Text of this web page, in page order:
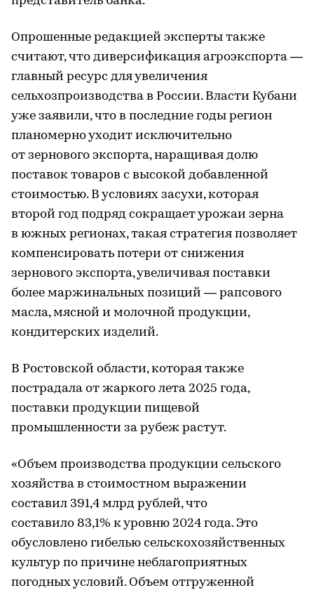
Опрошенные редакцией эксперты также
считают, что диверсификация агроэкспорта —
главный ресурс для увеличения
сельхозпроизводства в России. Власти Кубани
уже заявили, что в последние годы регион
планомерно уходит исключительно
от зернового экспорта, наращивая долю
поставок товаров с высокой добавленной
стоимостью. В условиях засухи, которая
второй год подряд сокращает урожаи зерна
в южных регионах, такая стратегия позволяет
компенсировать потери от снижения
зернового экспорта, увеличивая поставки
более маржинальных позиций — рапсового
масла, мясной и молочной продукции,
кондитерских изделий.
В Ростовской области, которая также
пострадала от жаркого лета 2025 года,
поставки продукции пищевой
промышленности за рубеж растут.
«Объем производства продукции сельского
хозяйства в стоимостном выражении
составил 391,4 млрд рублей, что
составило 83,1% к уровню 2024 года. Это
обусловлено гибелью сельскохозяйственных
культур по причине неблагоприятных
погодных условий. Объем отгруженной